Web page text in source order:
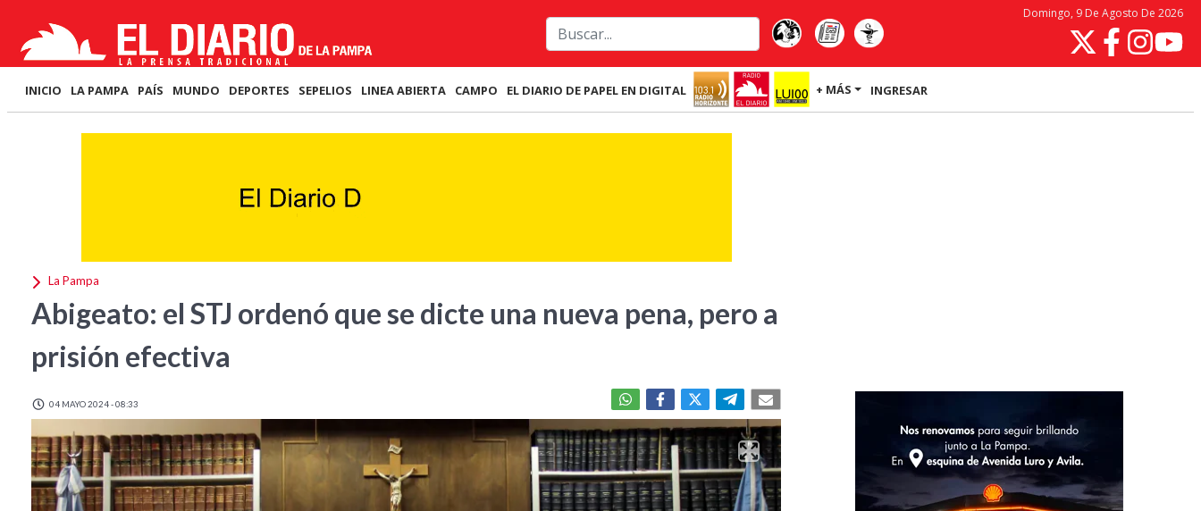
Domingo, 9 De Agosto De 2026
INICIO LA PAMPA PAÍS MUNDO DEPORTES SEPELIOS LINEA ABIERTA CAMPO EL DIARIO DE PAPEL EN DIGITAL + MÁS INGRESAR
La Pampa
Abigeato: el STJ ordenó que se dicte una nueva pena, pero a
prisión efectiva
04 MAYO 2024 - 08:33